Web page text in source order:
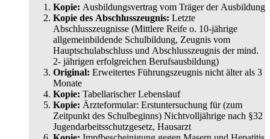
Kopie: Ausbildungsvertrag vom Träger der Ausbildung
Kopie des Abschlusszeugnis: Letzte
Abschlusszeugnisse (Mittlere Reife o. 10-jährige
allgemeinbildende Schulbildung, Zeugnis vom
Hauptschulabschluss und Abschlusszeugnis der mind.
2- jährigen erfolgreichen Berufsausbildung)
Original: Erweitertes Führungszeugnis nicht älter als 3
Monate
Kopie: Tabellarischer Lebenslauf
Kopie: Ärzteformular: Erstuntersuchung für (zum
Zeitpunkt des Schulbeginns) Nichtvolljährige nach §32
Jugendarbeitsschutzgesetz, Hausarzt